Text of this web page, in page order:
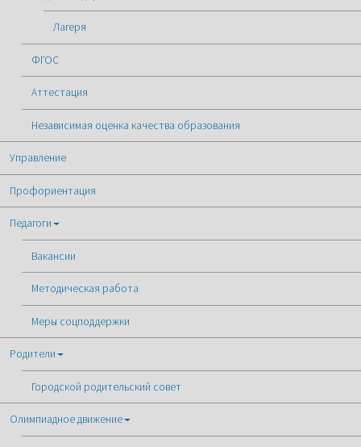
Лагеря
ФГОС
Аттестация
Независимая оценка качества образования
Управление
Профориентация
Педагоги
Вакансии
Методическая работа
Меры соцподдержки
Родители
Городской родительский совет
Олимпиадное движение